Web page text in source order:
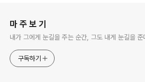
마 주 보 기
내가 그에게 눈길을 주는 순간, 그도 내게 눈길을 준
구독하기